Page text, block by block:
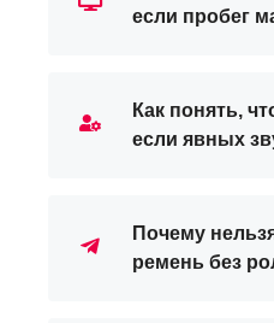
если пробег
Как понять,
если явных
Почему
ремень без